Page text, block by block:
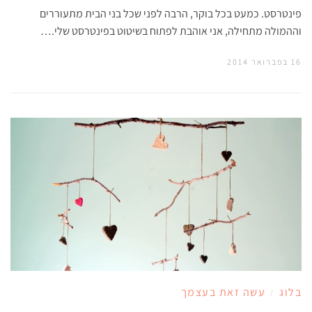
פינטרסט. כמעט בכל בוקר, הרבה לפני שכל בני הבית מתעוררים
וההמולה מתחילה, אני אוהבת לפתוח בשיטוט בפינטרסט שלי.…
16 בפברואר 2014
בלוג / עשה זאת בעצמך